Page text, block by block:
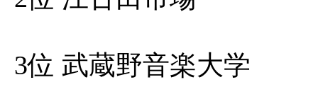
3位 武蔵野音楽大学